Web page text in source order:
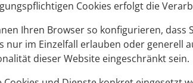
Cookies erfolgt die
Ihren Browser so konfigurieren,
nur im Einzelfall erlauben oder generell
dieser Website eingeschränkt sein.